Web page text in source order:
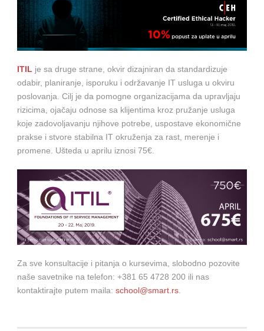
ITIL je sa druge strane, okvir dizajniran da standardizuje
odabir, planiranje, isporuku i održavanje IT usluga u okviru
poslovanja. Cilj je da pomogne organizacijama da upravljaju
rizicima, ojačaju odnose sa klijentima kroz pružanje usluga
koje zadovoljavanju njihove potrebe, uspostave ekonomične
prakse i stvore stabilna IT okruženja za rast, merenje i
promene. Ušteda u aprilu iznosi 75€.
Za sve konsultacije i pitanja o kursevima, slobodno pozovite
naše savetnike na telefon: +381 65 4728 200 ili nas
kontaktirajte putem maila: school@smart.rs.